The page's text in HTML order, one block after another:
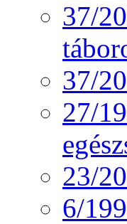
37/
37/
27/
23/
6/